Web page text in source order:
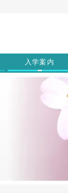
入学案内